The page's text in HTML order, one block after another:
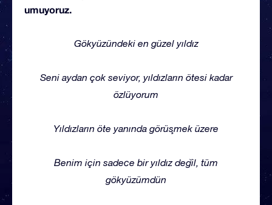
umuyoruz.
Gökyüzündeki en güzel yıldız
Seni aydan çok seviyor, yıldızların ötesi kadar
özlüyorum
Yıldızların öte yanında görüşmek üzere
Benim için sadece bir yıldız değil, tüm
gökyüzümdün